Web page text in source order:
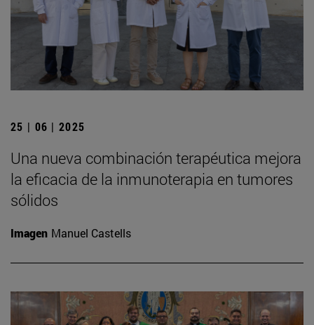
25 | 06 | 2025
Una nueva combinación terapéutica mejora
la eficacia de la inmunoterapia en tumores
sólidos
Imagen Manuel Castells